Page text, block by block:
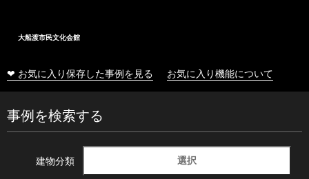
大船渡市民文化会館
❤ お気に入り保存した事例を見る お気に入り機能について
事例を検索する
建物分類 選択